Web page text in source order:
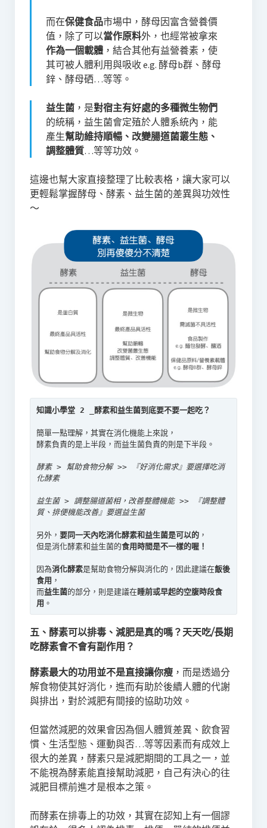
而在保健食品市場中，酵母因富含營養價
值，除了可以當作原料外，也經常被拿來
作為一個載體，結合其他有益營養素，使
其可被人體利用與吸收 e.g. 酵母b群、酵母
鋅、酵母硒…等等。
益生菌，是對宿主有好處的多種微生物們
的統稱，益生菌會定殖於人體系統內，能
產生幫助維持順暢、改變腸道菌叢生態、
調整體質…等等功效。
這邊也幫大家直接整理了比較表格，讓大家可以
更輕鬆掌握酵母、酵素、益生菌的差異與功效性
～
簡單一點理解，其實在消化機能上來說，
酵素負責的是上半段，而益生菌負責的則是下半段。
酵素 > 幫助食物分解 >> 『好消化需求』要選擇吃消
化酵素
益生菌 > 調整腸道菌相，改善整體機能 >> 『調整體
質、排便機能改善』要選益生菌
另外， 要同一天內吃消化酵素和益生菌是可以的，
但是消化酵素和益生菌的食用時間是不一樣的喔！
因為消化酵素是幫助食物分解與消化的，因此建議在飯後
食用 ，
而益生菌的部分，則是建議在睡前或早起的空腹時段食
用 。
五、酵素可以排毒、減肥是真的嗎？天天吃/長期
吃酵素會不會有副作用？
酵素最大的功用並不是直接讓你瘦，而是透過分
解食物使其好消化，進而有助於後續人體的代謝
與排出，對於減肥有間接的協助功效。
但當然減肥的效果會因為個人體質差異、飲食習
慣、生活型態、運動與否…等等因素而有成效上
很大的差異，酵素只是減肥期間的工具之一，並
不能視為酵素能直接幫助減肥，自己有決心的往
減肥目標前進才是根本之策。
而酵素在排毒上的功效，其實在認知上有一個謬